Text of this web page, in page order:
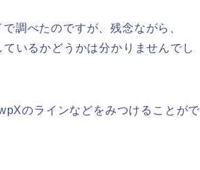
調べたのですが、残念ながら、
いるかどうかは分かりませんでし
のラインなどをみつけることがで